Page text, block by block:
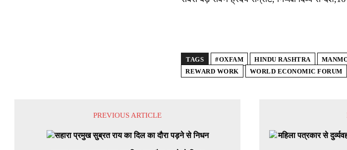
TAGS #OXFAM HINDU RASHTRA
REWARD WORK
WORLD ECONOMIC FORUM
PREVIOUS ARTICLE